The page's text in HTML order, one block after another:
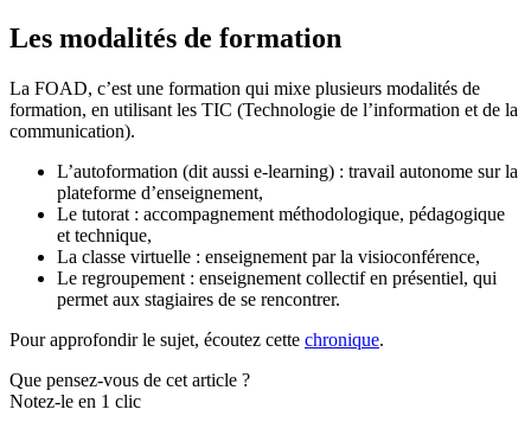
Les modalités de formation
La FOAD, c’est une formation qui mixe plusieurs modalités de
formation, en utilisant les TIC (Technologie de l’information et de la
communication).
L’autoformation (dit aussi e-learning) : travail autonome sur la
plateforme d’enseignement,
Le tutorat : accompagnement méthodologique, pédagogique
et technique,
La classe virtuelle : enseignement par la visioconférence,
Le regroupement : enseignement collectif en présentiel, qui
permet aux stagiaires de se rencontrer.
Pour approfondir le sujet, écoutez cette chronique.
Que pensez-vous de cet article ?
Notez-le en 1 clic